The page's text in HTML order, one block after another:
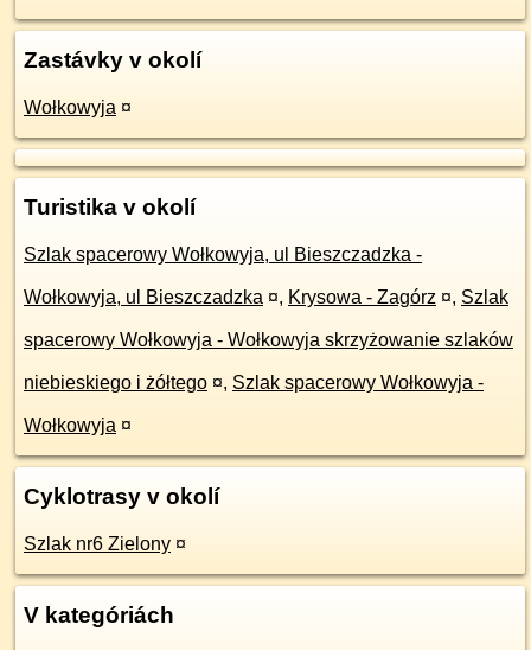
Zastávky v okolí
Wołkowyja ¤
Turistika v okolí
Szlak spacerowy Wołkowyja, ul Bieszczadzka -
Wołkowyja, ul Bieszczadzka ¤, Krysowa - Zagórz ¤, Szlak
spacerowy Wołkowyja - Wołkowyja skrzyżowanie szlaków
niebieskiego i żółtego ¤, Szlak spacerowy Wołkowyja -
Wołkowyja ¤
Cyklotrasy v okolí
Szlak nr6 Zielony ¤
V kategóriách